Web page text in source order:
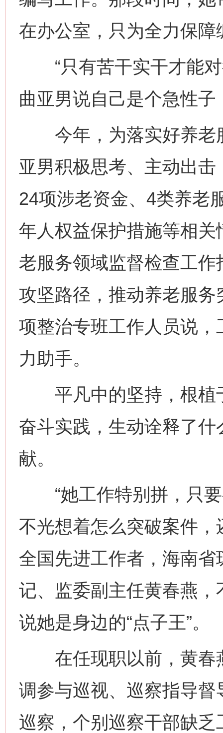
在办公室，只为全力保
“只有苦干实干才能对
曲亚男说自己是个急性
今年，为落实好养老
亚男积极思考、主动出
24项涉老资金、4类养老
年人权益保护措施等相
老服务领域监督检查工
攻坚路径，推动养老服
项整治专班工作人员说
力助手。
平凡中的坚持，根植
奋斗实践，生动诠释了
献。
“她工作特别拼，只要
不光想着怎么突破案件
全国先进工作者，海南
记、监委副主任黄春燕
说她是身边的“点子王”。
在任现职以前，黄春
调参与巡视、巡察指导督
巡察，个别巡察干部缺